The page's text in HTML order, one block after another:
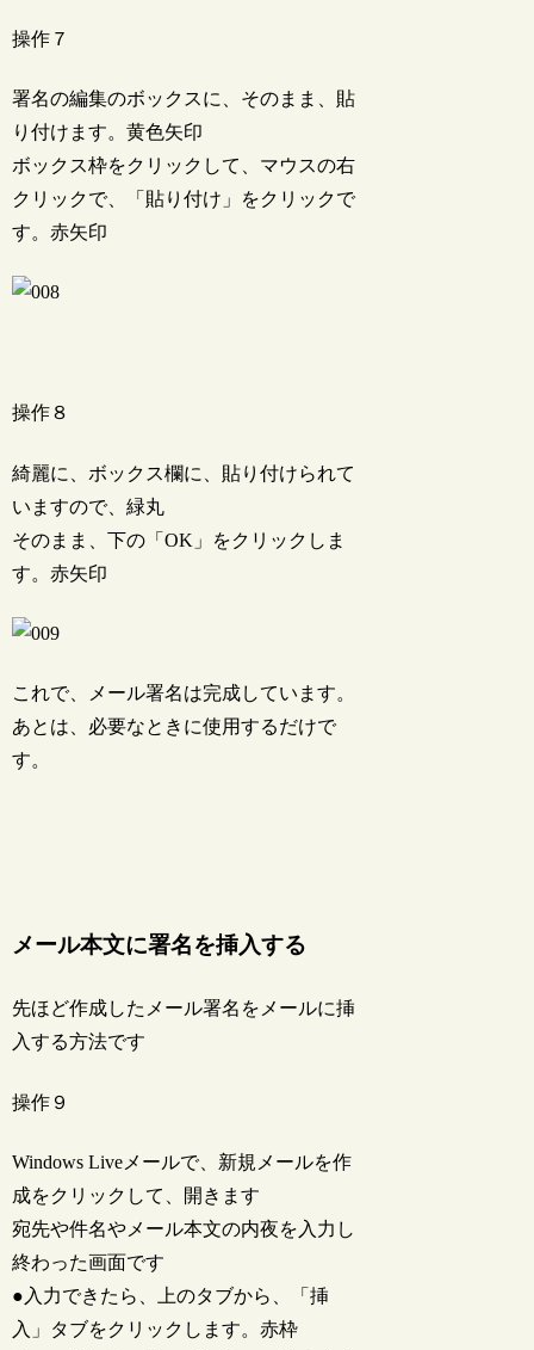
操作７
署名の編集のボックスに、そのまま、貼
り付けます。黄色矢印
ボックス枠をクリックして、マウスの右
クリックで、「貼り付け」をクリックで
す。赤矢印
操作８
綺麗に、ボックス欄に、貼り付けられて
いますので、緑丸
そのまま、下の「OK」をクリックしま
す。赤矢印
これで、メール署名は完成しています。
あとは、必要なときに使用するだけで
す。
メール本文に署名を挿入する
先ほど作成したメール署名をメールに挿
入する方法です
操作９
Windows Liveメールで、新規メールを作
成をクリックして、開きます
宛先や件名やメール本文の内夜を入力し
終わった画面です
●入力できたら、上のタブから、「挿
入」タブをクリックします。赤枠